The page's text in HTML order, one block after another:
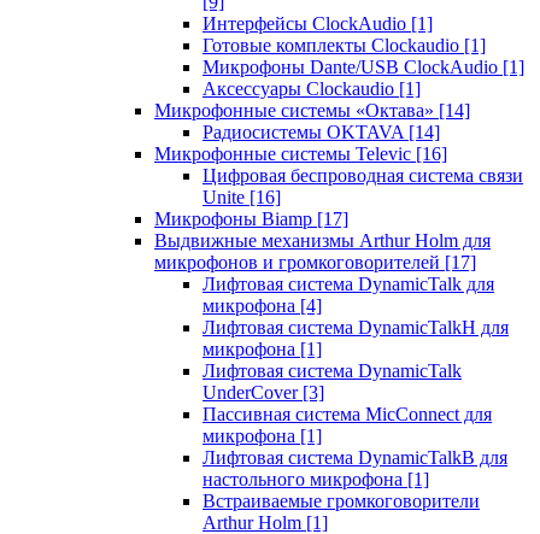
Интерфейсы ClockAudio [1]
Готовые комплекты Clockaudio [1]
Микрофоны Dante/USB ClockAudio [1]
Аксессуары Clockaudio [1]
Микрофонные системы «Октава» [14]
Радиосистемы OKTAVA [14]
Микрофонные системы Televic [16]
Цифровая беспроводная система связи
Unite [16]
Микрофоны Biamp [17]
Выдвижные механизмы Arthur Holm для
микрофонов и громкоговорителей [17]
Лифтовая система DynamicTalk для
микрофона [4]
Лифтовая система DynamicTalkH для
микрофона [1]
Лифтовая система DynamicTalk
UnderCover [3]
Пассивная система MicConnect для
микрофона [1]
Лифтовая система DynamicTalkB для
настольного микрофона [1]
Встраиваемые громкоговорители
Arthur Holm [1]